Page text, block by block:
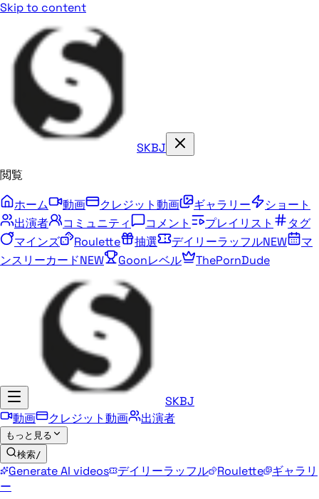
Skip to content
SKBJ
閲覧
ホーム
動画 クレジット動画 ギャラリー
ショート
出演者
コミュニティ コメント プレイリスト
タグ
マインズ
Roulette 抽選 デイリーラッフルNEW
マ
ンスリーカードNEW Goonレベル ThePornDude
SKBJ
動画
クレジット動画 出演者
もっと見る
検索/
Generate AI videos デイリーラッフル Roulette
ギャラリ
ー